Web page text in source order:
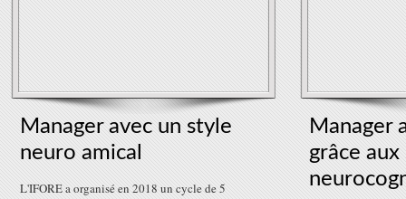
Manager avec un style
neuro amical
L'IFORE a organisé en 2018 un cycle de 5
Manager
grâce aux